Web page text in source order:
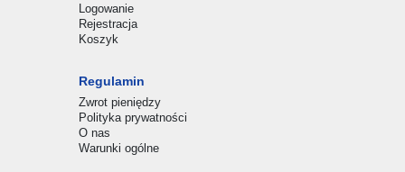
Logowanie
Rejestracja
Koszyk
Regulamin
Zwrot pieniędzy
Polityka prywatności
O nas
Warunki ogólne